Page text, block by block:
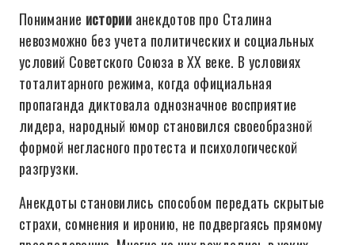
Понимание истории анекдотов про Сталина
невозможно без учета политических и социальных
условий Советского Союза в XX веке. В условиях
тоталитарного режима, когда официальная
пропаганда диктовала однозначное восприятие
лидера, народный юмор становился своеобразной
формой негласного протеста и психологической
разгрузки.
Анекдоты становились способом передать скрытые
страхи, сомнения и иронию, не подвергаясь прямому